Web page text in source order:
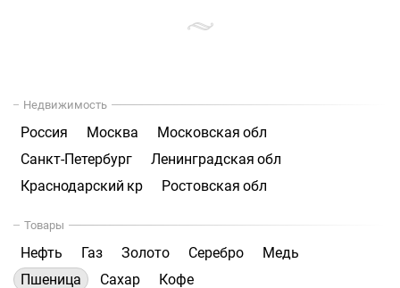
Недвижимость
Россия Москва
Московская обл
Санкт-Петербург
Ленинградская обл
Краснодарский кр
Ростовская обл
Товары
Нефть Газ Золото Серебро
Медь
Пшеница
Сахар Кофе